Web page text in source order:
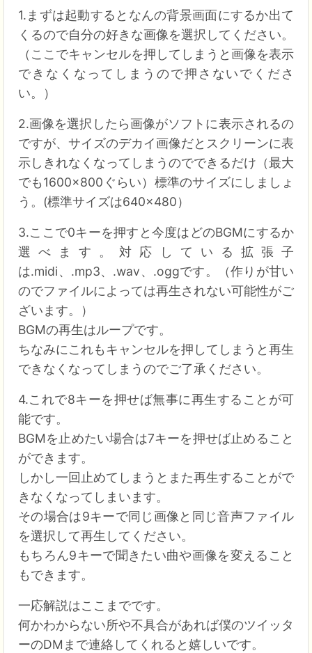
1.まずは起動するとなんの背景画面にするか出て
くるので自分の好きな画像を選択してください。
（ここでキャンセルを押してしまうと画像を表示
できなくなってしまうので押さないでくださ
い。）
2.画像を選択したら画像がソフトに表示されるの
ですが、サイズのデカイ画像だとスクリーンに表
示しきれなくなってしまうのでできるだけ（最大
でも1600×800ぐらい）標準のサイズにしましょ
う。(標準サイズは640×480）
3.ここで0キーを押すと今度はどのBGMにするか
選べます。対応している拡張子
は.midi、.mp3、.wav、.oggです。（作りが甘い
のでファイルによっては再生されない可能性がご
ざいます。）
BGMの再生はループです。
ちなみにこれもキャンセルを押してしまうと再生
できなくなってしまうのでご了承ください。
4.これで8キーを押せば無事に再生することが可
能です。
BGMを止めたい場合は7キーを押せば止めること
ができます。
しかし一回止めてしまうとまた再生することがで
きなくなってしまいます。
その場合は9キーで同じ画像と同じ音声ファイル
を選択して再生してください。
もちろん9キーで聞きたい曲や画像を変えること
もできます。
一応解説はここまでです。
何かわからない所や不具合があれば僕のツイッタ
ーのDMまで連絡してくれると嬉しいです。